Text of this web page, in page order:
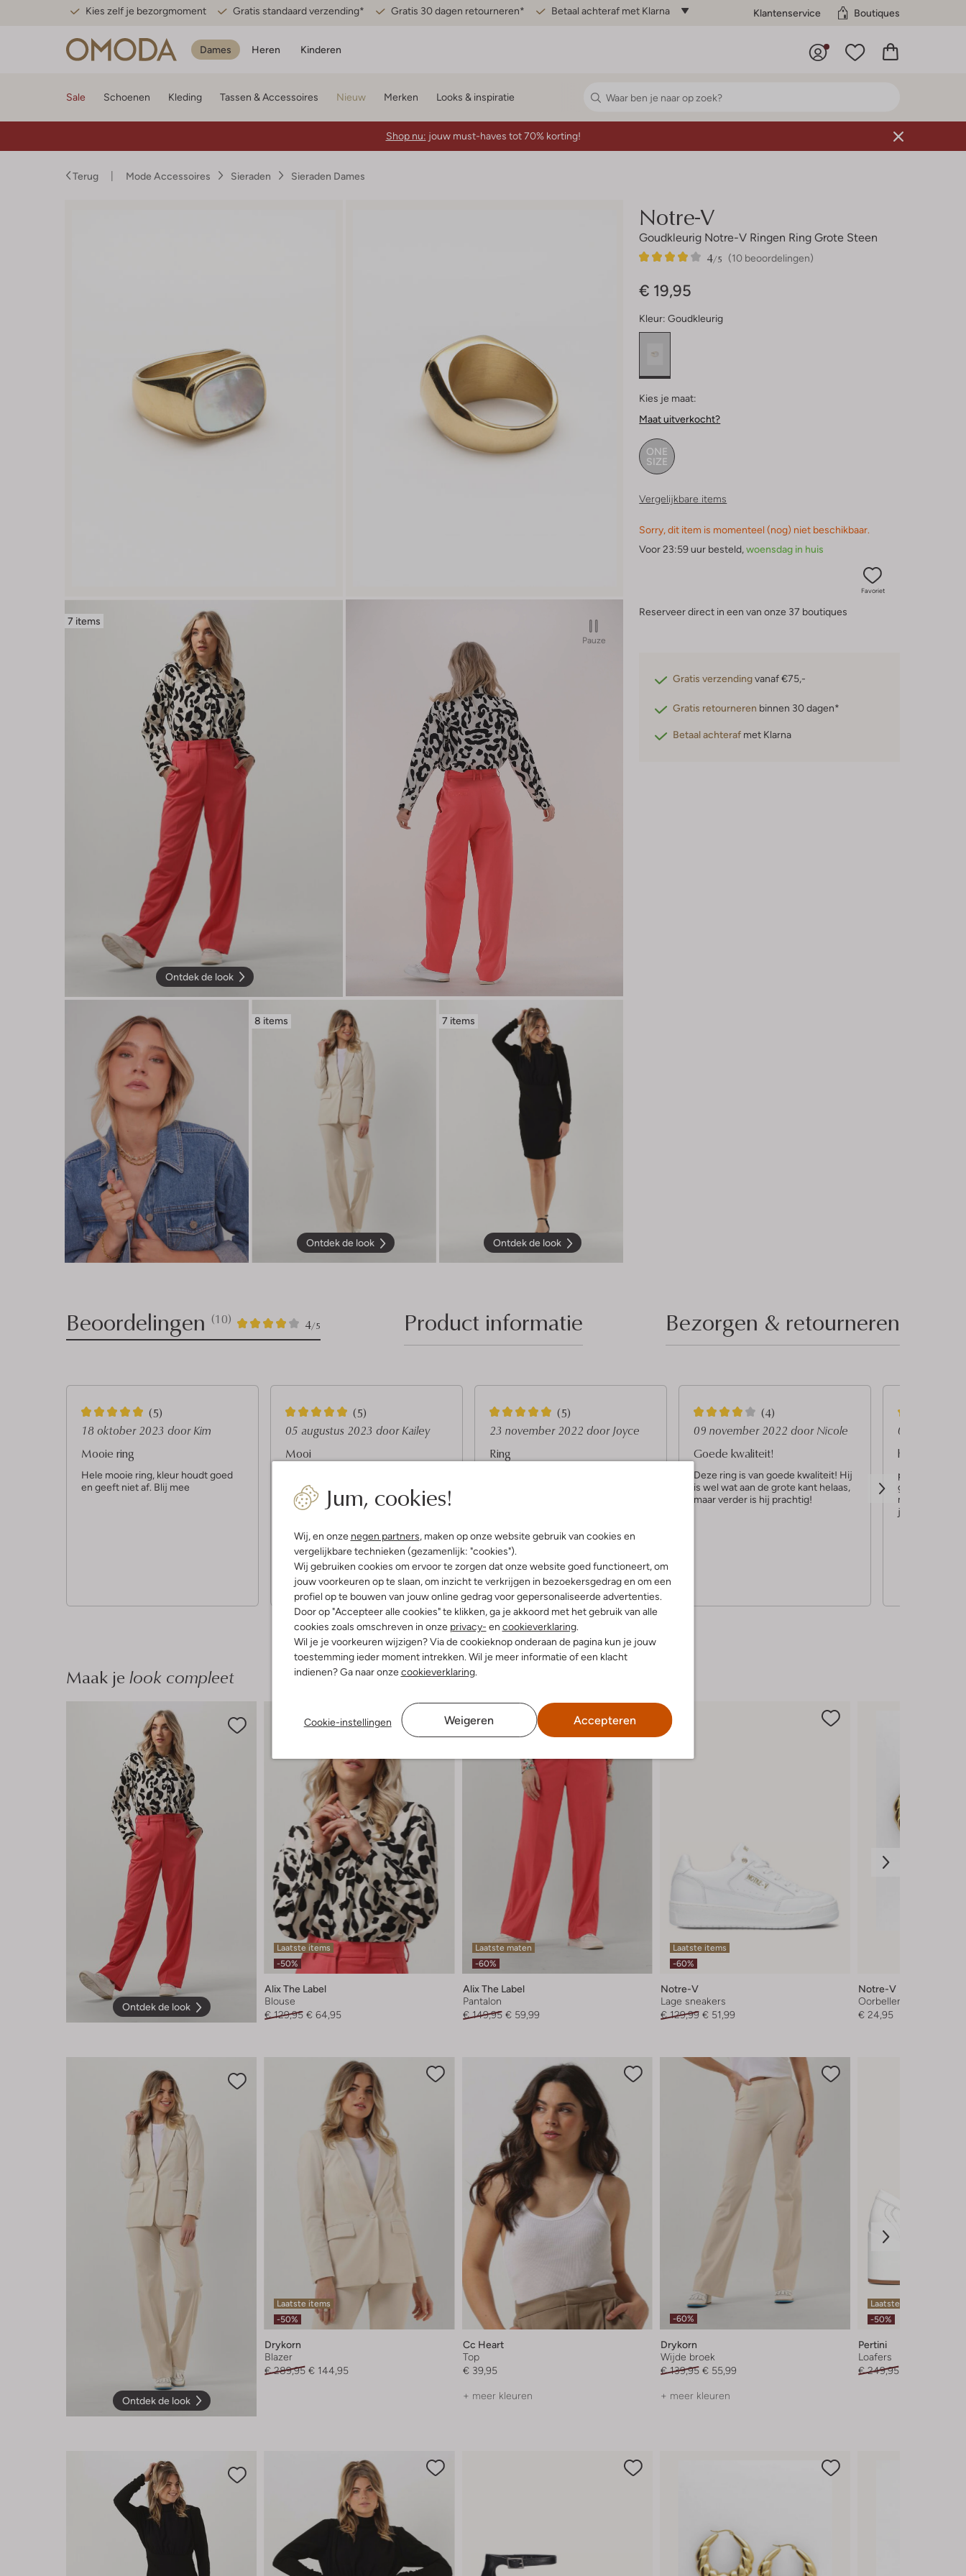
Kies zelf je bezorgmoment Gratis standaard verzending* Gratis 30 dagen retourneren* Betaal achteraf met Klarna Klantenservice Boutiques
Dames Heren Kinderen
Jum, cookies!
Wij, en onze negen partners, maken op onze website gebruik van cookies en
vergelijkbare technieken (gezamenlijk: "cookies").
Wij gebruiken cookies om ervoor te zorgen dat onze website goed functioneert, om
jouw voorkeuren op te slaan, om inzicht te verkrijgen in bezoekersgedrag en om een
profiel op te bouwen van jouw online gedrag voor gepersonaliseerde advertenties.
Door op "Accepteer alle cookies" te klikken, ga je akkoord met het gebruik van alle
cookies zoals omschreven in onze privacy- en cookieverklaring.
Wil je je voorkeuren wijzigen? Via de cookieknop onderaan de pagina kun je jouw
toestemming ieder moment intrekken. Wil je meer informatie of een klacht
indienen? Ga naar onzecookieverklaring.
Cookie-instellingen Weigeren Accepteren
Sale Schoenen Kleding Tassen & Accessoires Nieuw Merken Looks & inspiratie
Shop nu: jouw must-haves tot 70% korting!
Terug Mode Accessoires Sieraden Sieraden Dames
7 items
Ontdek de look
Pauze
8 items
Ontdek de look
7 items
Ontdek de look
Notre-V
Goudkleurig Notre-V Ringen Ring Grote Steen
(10 beoordelingen)
4/5
10
4
€ 19,95
Kleur: Goudkleurig
Kies je maat:
Maat uitverkocht?
ONE
SIZE
Vergelijkbare items
Sorry, dit item is momenteel (nog) niet beschikbaar.
Voor 23:59 uur besteld, woensdag in huis
Favoriet
Reserveer direct in een van onze 37 boutiques
Gratis verzendingvanaf €75,-
Gratis retourneren binnen 30 dagen*
Betaal achteraf met Klarna
Product informatie
Beoordelingen (10) 4/5
10
4
Bezorgen & retourneren
5
S
t
e
r
(5)
18 oktober 2023 door Kim
Mooie ring
Hele mooie ring, kleur houdt goed
en geeft niet af. Blij mee
5
S
t
(5)
05 augustus 2023 door Kailey
Mooi
mijn ringvinger! Kwaliteit is mooi!
5
S
t
n
(5)
23 november 2022 door Joyce
Ring
4
S
t
e
r
(4)
09 november 2022 door Nicole
Goede kwaliteit!
Deze ring is van goede kwaliteit! Hij
is wel wat aan de grote kant helaas,
maar verder is hij prachtig!
4
S
t
r
r
07 februari
helemaaal
prachtige ring,
groot dus ik
middelvinger
juist leuk.
Maak je look compleet
Ontdek de look
Laatste items
-50%
Alix The Label
Blouse
€ 129,95 € 64,95
Laatste maten
-60%
Alix The Label
Pantalon
€ 149,95 € 59,99
Laatste items
-60%
Notre-V
Lage sneakers
€ 129,99 € 51,99
Notre-V
Oorbellen
€ 24,95
Ontdek de look
Laatste items
-50%
Drykorn
Blazer
€ 289,95 € 144,95
Cc Heart
Top
€ 39,95
+ meer kleuren
-60%
Drykorn
Wijde broek
€ 139,95 € 55,99
+ meer kleuren
Laatste items
-50%
Pertini
Loafers
€ 249,95